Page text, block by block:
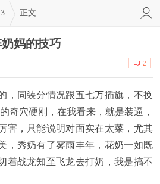
正文
妈的技巧
2
同装分情况跟五七万插旗，不换
奇穴硬刚，在我看来，就是装逼，
害，只能说明对面实在太菜，尤其
，秀奶有了雾雨丰年，花奶一如既
着战龙知至飞龙去打奶，我是搞不